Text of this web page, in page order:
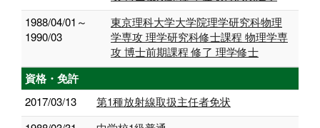
1988/04/01～
1990/03
東京理科大学大学院理学研究科物理
学専攻 理学研究科修士課程 物理学専
攻 博士前期課程 修了 理学修士
資格・免許
2017/03/13
第1種放射線取扱主任者免状